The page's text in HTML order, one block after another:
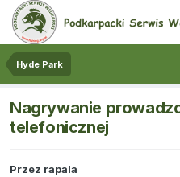
Hyde Park
Nagrywanie
telefonicznej
Przez rapala